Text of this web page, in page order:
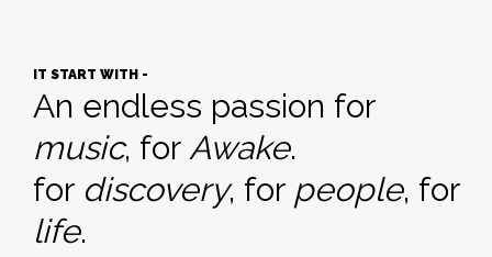
IT START WITH -
An endless passion for
music, for Awake.
for discovery, for people, for
life.